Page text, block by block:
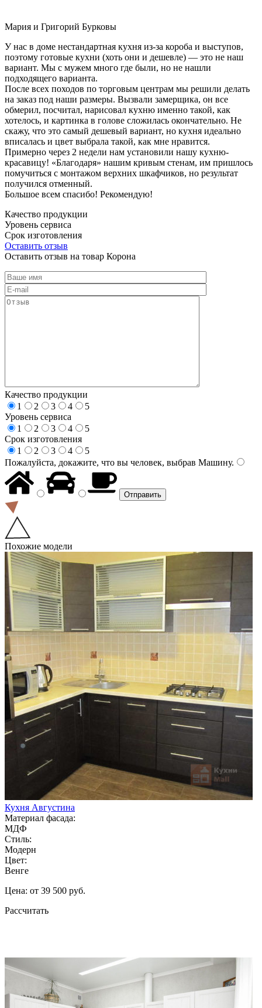
Мария и Григорий Бурковы
У нас в доме нестандартная кухня из-за короба и выступов,
поэтому готовые кухни (хоть они и дешевле) — это не наш
вариант. Мы с мужем много где были, но не нашли
подходящего варианта.
После всех походов по торговым центрам мы решили делать
на заказ под наши размеры. Вызвали замерщика, он все
обмерил, посчитал, нарисовал кухню именно такой, как
хотелось, и картинка в голове сложилась окончательно. Не
скажу, что это самый дешевый вариант, но кухня идеально
вписалась и цвет выбрала такой, как мне нравится.
Примерно через 2 недели нам установили нашу кухню-
красавицу! «Благодаря» нашим кривым стенам, им пришлось
помучиться с монтажом верхних шкафчиков, но результат
получился отменный.
Большое всем спасибо! Рекомендую!
Качество продукции
Уровень сервиса
Срок изготовления
Оставить отзыв
Оставить отзыв на товар Корона
Качество продукции
1
2 3 4
5
Уровень сервиса
1
2 3 4
5
Срок изготовления
1
2 3 4
5
Пожалуйста, докажите, что вы человек, выбрав Машину.
Похожие модели
Кухня Августина
Материал фасада:
МДФ
Стиль:
Модерн
Цвет:
Венге
Цена: от 39 500 руб.
Рассчитать